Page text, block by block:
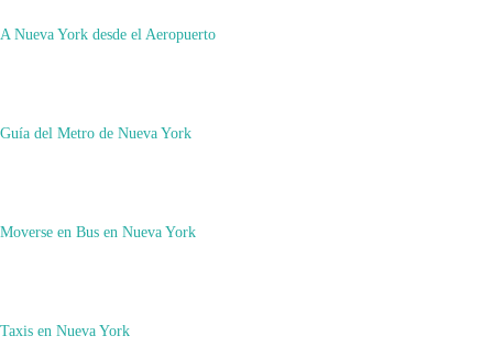
A Nueva York desde el Aeropuerto
Guía del Metro de Nueva York
Moverse en Bus en Nueva York
Taxis en Nueva York
conectado